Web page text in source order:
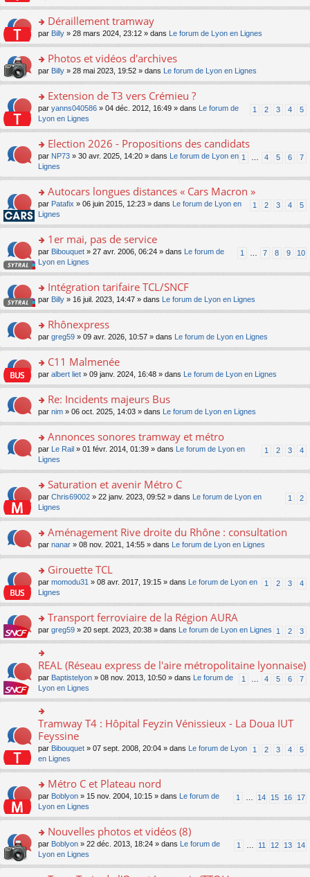
c
e
nt
le
u
s
ré
c
e
o
n
lu
pl
u
s
ré
c
e
s
a
e
o
n
lu
pl
u
s
ré
c
e
nt
le
m
e
s
a
g
e
n
o
n
pl
u
s
ré
c
nt
o
n
ult
er
le
m
e
s
g
e
n
o
n
le
s
ré
e
Déraillement tramway
par Billy » 28 mars 2024, 23:12 » dans Le forum de Lyon en Lignes
o
n
ult
er
le
m
e
s
s
e
n
o
n
lu
pl
ré
c
e
Photos et vidéos d'archives
par Billy » 28 mai 2023, 19:52 » dans Le forum de Lyon en Lignes
o
s
er
le
m
e
s
s
a
n
o
n
lu
le
u
ré
c
e
Extension de T3 vers Crémieu ?
1 2 3 4 5
par yanns040586 » 04 déc. 2012, 16:49 » dans
Le forum de
Lyon en Lignes
o
s
er
le
m
e
s
s
a
n
o
n
lu
pl
s
ré
c
nt
Election 2026 - Propositions des candidats
1 4 5 6 7
par NP73 » 30 avr. 2025, 14:20 » dans
Le forum de Lyon en
Lignes
o
s
er
le
m
e
s
s
e
n
o
n
le
u
s
ré
e
nt
Autocars longues distances « Cars Macron »
1 2 3 4 5
par Patafix » 06 juin 2015, 12:23 » dans
Le forum de Lyon en
Lignes
o
s
er
le
m
e
s
g
e
n
o
lu
pl
u
ré
e
nt
1er mai, pas de service
1 7 8 9 10
par Bibouquet » 27 avr. 2006, 06:24 » dans
Le forum de
Lyon en Lignes
o
n
ult
er
le
m
e
a
g
e
n
n
pl
u
ré
e
nt
Intégration tarifaire TCL/SNCF
par Billy » 16 juil. 2023, 14:47 » dans Le forum de Lyon en Lignes
o
n
ult
er
le
m
e
a
g
e
n
o
lu
u
s
ré
e
nt
Rhônexpress
par greg59 » 09 avr. 2026, 10:57 » dans Le forum de Lyon en Lignes
o
n
ult
er
le
m
e
s
g
e
n
o
n
le
u
s
ré
c
nt
C11 Malmenée
par albert liet » 09 janv. 2024, 16:48 » dans Le forum de Lyon en Lignes
o
n
ult
er
le
m
e
s
s
e
n
o
n
le
s
ré
c
e
nt
Re: Incidents majeurs Bus
par nim » 06 oct. 2025, 14:03 » dans Le forum de Lyon en Lignes
o
s
er
le
m
e
s
s
e
n
o
n
lu
pl
s
ré
c
nt
Annonces sonores tramway et métro
1 2 3 4
par Le Rail » 01 févr. 2014, 01:39 » dans
Le forum de Lyon en
Lignes
o
s
er
le
m
e
s
s
e
n
o
n
lu
pl
ré
e
nt
Saturation et avenir Métro C
1 2
par Chris69002 » 22 janv. 2023, 09:52 » dans
Le forum de Lyon en
Lignes
o
n
ult
er
le
m
e
s
a
e
n
o
n
lu
le
pl
u
s
ré
c
e
nt
Aménagement Rive droite du Rhône : consultation
par nanar » 08 nov. 2021, 14:55 » dans Le forum de Lyon en Lignes
o
s
er
le
m
e
s
s
a
e
o
n
lu
le
pl
s
ré
c
e
nt
Girouette TCL
1 2 3 4
par momodu31 » 08 avr. 2017, 19:15 » dans
Le forum de Lyon en
Lignes
o
n
s
ult
er
le
m
e
s
a
e
n
lu
le
pl
s
ré
c
e
Transport ferroviaire de la Région AURA
1 2 3
par greg59 » 20 sept. 2023, 20:38 » dans Le forum de Lyon en Lignes
o
n
s
le
m
e
s
s
a
e
n
o
n
lu
le
pl
REAL (Réseau express de l'aire métropolitaine lyonnaise)
1 4 5 6 7
par Baptistelyon » 08 nov. 2013, 10:50 » dans
Le forum de
Lyon en Lignes
o
n
ult
le
m
e
s
s
g
e
n
o
Tramway T4 : Hôpital Feyzin Vénissieux - La Doua IUT
Feyssine
1 2 3 4 5
par Bibouquet » 07 sept. 2008, 20:04 » dans
Le forum de Lyon
en Lignes
o
s
er
le
m
e
Métro C et Plateau nord
1 14 15 16 17
par Boblyon » 15 nov. 2004, 10:15 » dans
Le forum de
Lyon en Lignes
o
s
Nouvelles photos et vidéos (8)
1 11 12 13 14
par Boblyon » 22 déc. 2013, 18:24 » dans
Le forum de
Lyon en Lignes